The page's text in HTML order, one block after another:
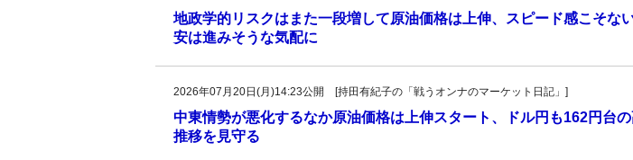
地政学的リスクはまた一段増して原油価格は上伸、スピード感こそな
安は進みそうな気配に
2026年07月20日(月)14:23公開 [持田有紀子の「戦うオンナのマーケット日記」]
中東情勢が悪化するなか原油価格は上伸スタート、ドル円も162円台
推移を見守る